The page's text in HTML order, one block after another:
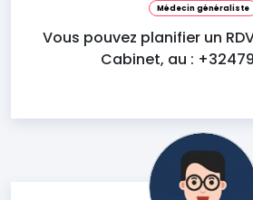
Médecin généraliste
Vous pouvez planifier un
Cabinet, au :